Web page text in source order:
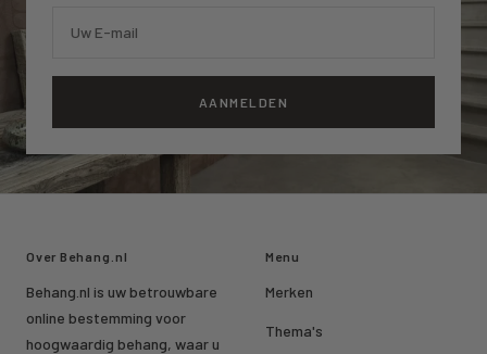
Uw E-mail
AANMELDEN
Over Behang.nl
Behang.nl is uw betrouwbare
online bestemming voor
hoogwaardig behang, waar u
Menu
Merken
Thema's